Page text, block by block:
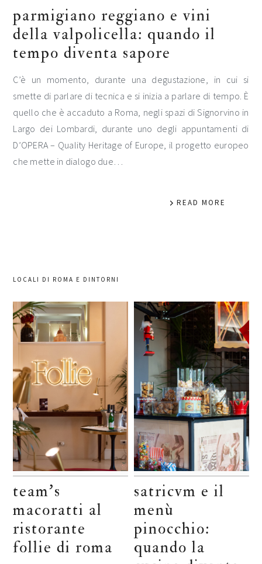
parmigiano reggiano e vini
della valpolicella: quando il
tempo diventa sapore
C’è un momento, durante una degustazione, in cui si
smette di parlare di tecnica e si inizia a parlare di tempo. È
quello che è accaduto a Roma, negli spazi di Signorvino in
Largo dei Lombardi, durante uno degli appuntamenti di
D’OPERA – Quality Heritage of Europe, il progetto europeo
che mette in dialogo due…
READ MORE
LOCALI DI ROMA E DINTORNI
team’s
macoratti al
ristorante
follie di roma
satricvm e il
menù
pinocchio:
quando la